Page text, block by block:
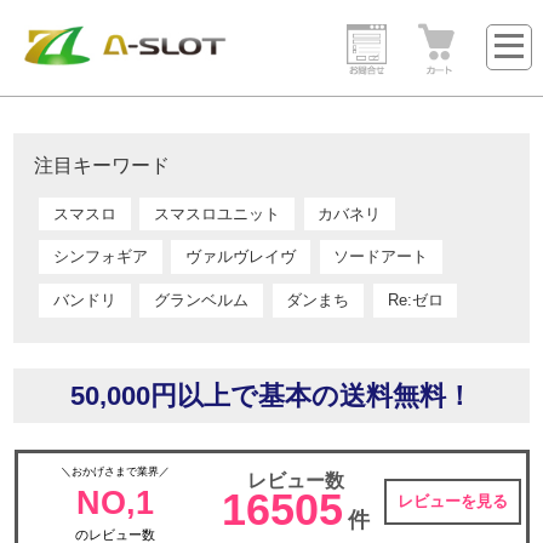
注目キーワード
スマスロ スマスロユニット カバネリ
シンフォギア ヴァルヴレイヴ ソードアート
バンドリ グランベルム ダンまち Re:ゼロ
50,000円以上で基本の送料無料！
＼おかげさまで業界／
NO,1
のレビュー数
レビュー数
16505 件
レビューを見る